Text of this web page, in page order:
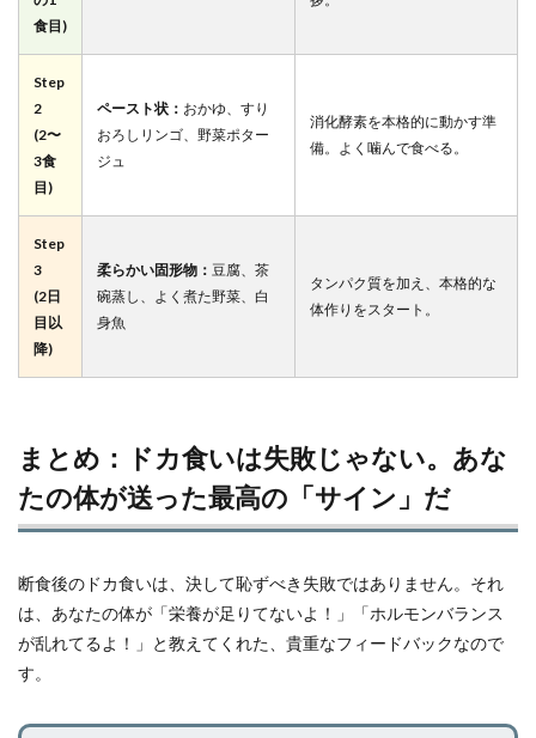
食目)
Step
2
(2〜
3食
目)
ペースト状： おかゆ、すり
おろしリンゴ、野菜ポター
ジュ
消化酵素を本格的に動かす準
備。よく噛んで食べる。
Step
3
(2日
目以
降)
柔らかい固形物： 豆腐、茶
碗蒸し、よく煮た野菜、白
身魚
タンパク質を加え、本格的な
体作りをスタート。
まとめ：ドカ食いは失敗じゃない。あな
たの体が送った最高の「サイン」だ
断食後のドカ食いは、決して恥ずべき失敗ではありません。それ
は、あなたの体が「栄養が足りてないよ！」「ホルモンバランス
が乱れてるよ！」と教えてくれた、貴重なフィードバックなので
す。